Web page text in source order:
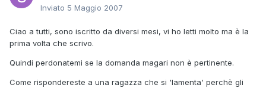
Inviato 5 Maggio 2007
Ciao a tutti, sono iscritto da diversi mesi, vi ho letti molto ma è la
prima volta che scrivo.
Quindi perdonatemi se la domanda magari non è pertinente.
Come rispondereste a una ragazza che si 'lamenta' perchè gli